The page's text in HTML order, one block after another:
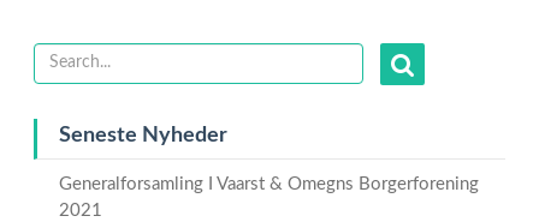
Seneste Nyheder
Generalforsamling I Vaarst & Omegns Borgerforening
2021